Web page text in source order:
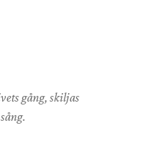
gång, skiljas